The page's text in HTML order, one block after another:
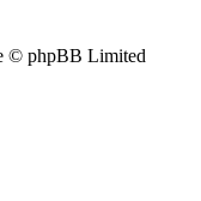
© phpBB Limited